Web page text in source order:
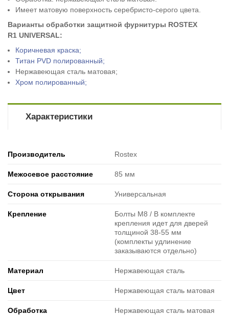
Имеет матовую поверхность серебристо-серого цвета.
Варианты обработки защитной фурнитуры ROSTEX
R1 UNIVERSAL:
Коричневая краска;
Титан PVD полированный;
Нержавеющая сталь матовая;
Хром полированный;
Характеристики
Производитель Rostex
Межосевое расстояние 85 мм
Сторона открывания Универсальная
Крепление
Болты М8 / В комплекте
крепления идет для дверей
толщиной 38-55 мм
(комплекты удлинение
заказываются отдельно)
Материал Нержавеющая сталь
Цвет Нержавеющая сталь матовая
Обработка Нержавеющая сталь матовая